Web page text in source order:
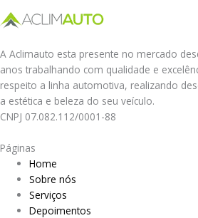
A Aclimauto esta presente no mercado
anos trabalhando com qualidade e
respeito a linha automotiva, realizando
a estética e beleza do seu veículo.
CNPJ 07.082.112/0001-88
Páginas
Home
Sobre nós
Serviços
Depoimentos